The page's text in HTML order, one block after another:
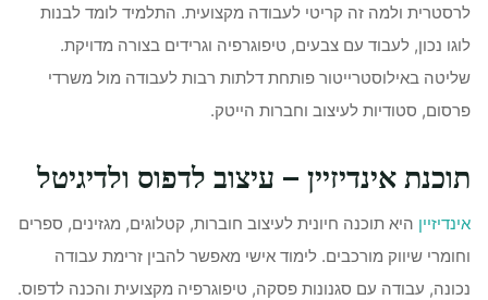
לרסטרית ולמה זה קריטי לעבודה מקצועית. התלמיד לומד לבנות
לוגו נכון, לעבוד עם צבעים, טיפוגרפיה וגרידים בצורה מדויקת.
שליטה באילוסטרייטור פותחת דלתות רבות לעבודה מול משרדי
פרסום, סטודיות לעיצוב וחברות הייטק.
תוכנת אינדיזיין – עיצוב לדפוס ולדיגיטל
אינדיזיין היא תוכנה חיונית לעיצוב חוברות, קטלוגים, מגזינים, ספרים
וחומרי שיווק מורכבים. לימוד אישי מאפשר להבין זרימת עבודה
נכונה, עבודה עם סגנונות פסקה, טיפוגרפיה מקצועית והכנה לדפוס.